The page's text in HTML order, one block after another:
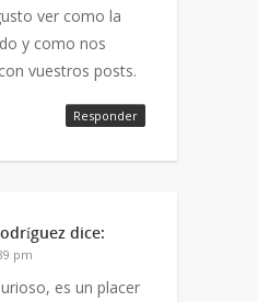
ver como la
y como nos
vuestros posts.
Responder
dice:
pm
es un placer